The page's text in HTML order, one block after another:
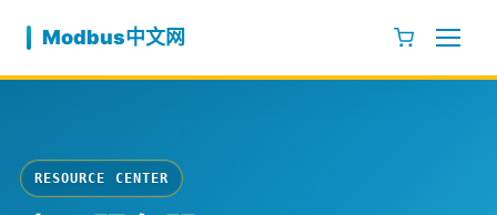
Modbus中文网
RESOURCE CENTER